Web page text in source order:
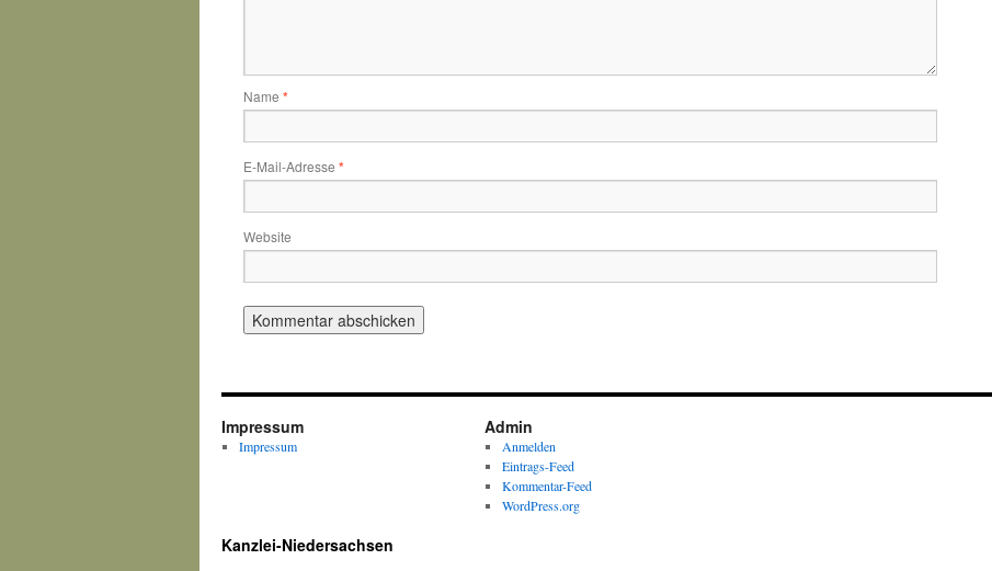
Name *
E-Mail-Adresse *
Website
Impressum
Impressum
Admin
Anmelden
Eintrags-Feed
Kommentar-Feed
WordPress.org
Kanzlei-Niedersachsen